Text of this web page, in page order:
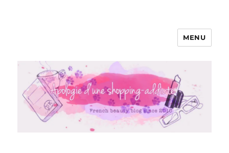
Apologie d'une Shopping-addicte
MENU